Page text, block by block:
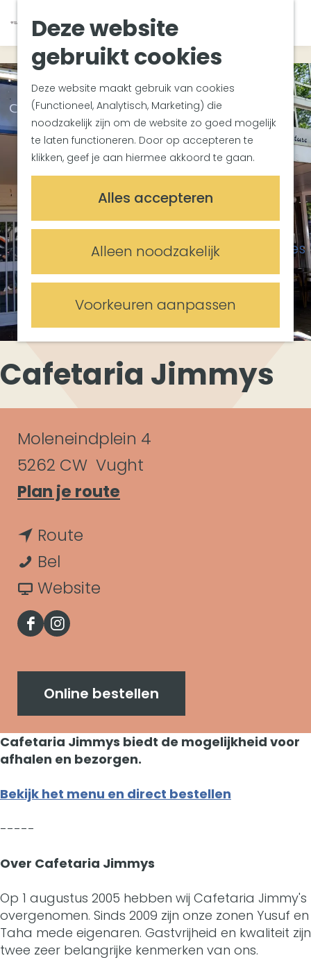
Deze website
gebruikt cookies
Deze website maakt gebruik van cookies
(Functioneel, Analytisch, Marketing) die
noodzakelijk zijn om de website zo goed mogelijk
te laten functioneren. Door op accepteren te
klikken, geef je aan hiermee akkoord te gaan.
Alles accepteren
Alleen noodzakelijk
Voorkeuren aanpassen
a
n
a
a
r
d
o
m
e
p
a
g
e
K
a
a
r
t
Z
o
e
k
e
n
M
e
u
Met groepen
Met kinderen
In de omgeving
Plan je bezoek
Bereikbaarheid
Overnachten
Plan op de kaart
Informatiepunten
Meetings & Events
Vergaderlocaties
Evenementenlocaties
Cafetaria Jimmys
C
o
n
t
a
c
t
Moleneindplein 4
5262 CW Vught
Plan je route
e
t
a
r
a
i
m
y
Route
a
a
f
e
t
r
i
m
Bel
a
f
e
t
a
r
i
J
y
s
Website
C
a
f
e
a
J
i
F
e
b
o
o
a
f
e
t
I
s
t
a
g
r
C
a
f
e
Online bestellen
Cafetaria Jimmys biedt de mogelijkheid voor
afhalen en bezorgen.
Bekijk het menu en direct bestellen
-----
Over Cafetaria Jimmys
Op 1 augustus 2005 hebben wij Cafetaria Jimmy's
overgenomen. Sinds 2009 zijn onze zonen Yusuf en
Taha mede eigenaren. Gastvrijheid en kwaliteit zijn
twee zeer belangrijke kenmerken van ons.